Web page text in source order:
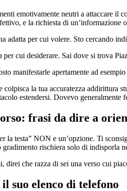
emotivamente neutri a attaccare
e la richiesta di un’informazione
adatta per cui volere. Sto cercando
per cui desiderare. Sai dove si trova
manifestarle apertamente ad
la tua accuratezza addirittura
estendersi. Dovevo generalmente
frasi da dire a
la testa” NON e un’opzione. Ti
rischiera solo di indisporla
direi che razza di sei una verso cui
suo elenco di telefono